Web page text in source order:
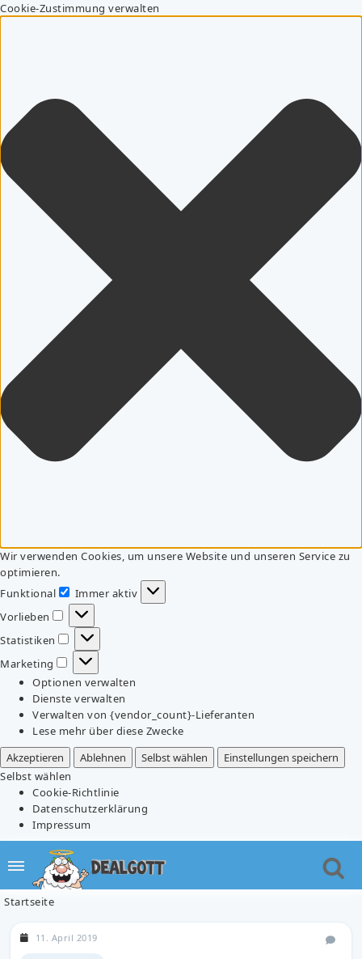
Cookie-Zustimmung verwalten
Wir verwenden Cookies, um unsere Website und unseren Service zu
optimieren.
Funktional
Funktional
Immer aktiv
Vorlieben
Vorlieben
Statistiken
Statistiken
Marketing
Marketing
Optionen verwalten
Dienste verwalten
Verwalten von {vendor_count}-Lieferanten
Lese mehr über diese Zwecke
Akzeptieren
Ablehnen Selbst wählen
Einstellungen speichern
Selbst wählen
Cookie-Richtlinie
Datenschutzerklärung
Impressum
Startseite
11. April 2019